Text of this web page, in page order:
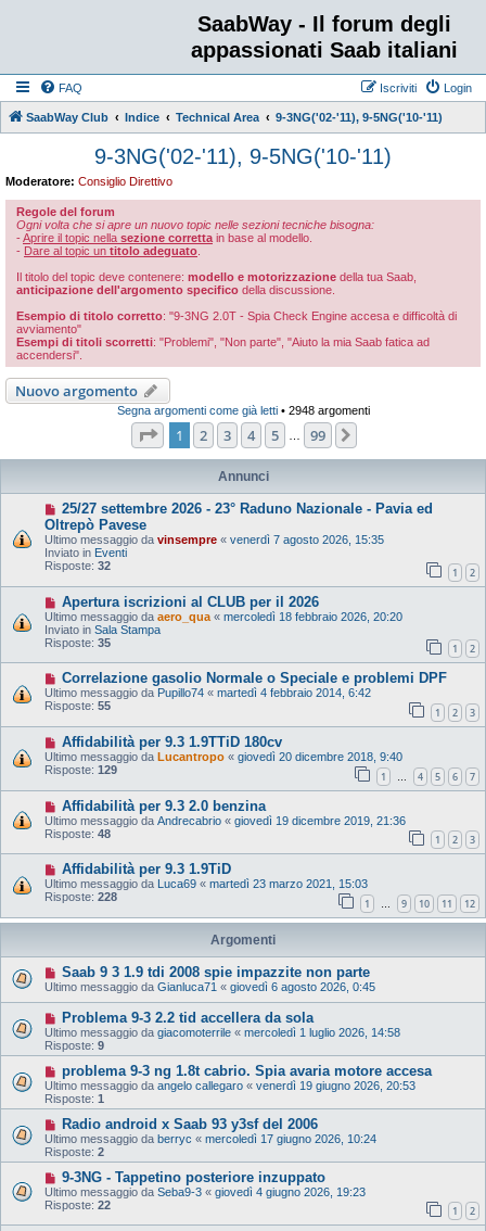
SaabWay - Il forum degli
appassionati Saab italiani
FAQ Login
Iscriviti
SaabWay Club Indice Technical Area 9-3NG('02-'11), 9-5NG('10-'11)
9-3NG('02-'11), 9-5NG('10-'11)
Moderatore: Consiglio Direttivo
Regole del forum
Ogni volta che si apre un nuovo topic nelle sezioni tecniche bisogna:
-Aprire il topic nella sezione corretta in base al modello.
- Dare al topic un titolo adeguato
Il titolo del topic deve contenere: modello e motorizzazione della tua Saab,
anticipazione dell'argomento specifico della discussione.
Esempio di titolo corretto: "9-3NG 2.0T - Spia Check Engine accesa e difficoltà di
avviamento"
Esempi di titoli scorretti: "Problemi", "Non parte", "Aiuto la mia Saab fatica ad
accendersi".
Nuovo argomento
Segna argomenti come già letti• 2948 argomenti
Pagina di 99
1 2 3 4 5 99
Annunci
25/27 settembre 2026 - 23° Raduno Nazionale - Pavia ed
Oltrepò Pavese
Ultimo messaggio da vinsempre « venerdì 7 agosto 2026, 15:35
Inviato in Eventi
Risposte: 32 1 2
Apertura iscrizioni al CLUB per il 2026
Ultimo messaggio da aero_qua « mercoledì 18 febbraio 2026, 20:20
Inviato in Sala Stampa
Risposte: 35 1 2
Correlazione gasolio Normale o Speciale e problemi DPF
Ultimo messaggio da Pupillo74 « martedì 4 febbraio 2014, 6:42
Risposte: 55 1 2 3
Affidabilità per 9.3 1.9TTiD 180cv
Ultimo messaggio da Lucantropo « giovedì 20 dicembre 2018, 9:40
Risposte: 129 1 … 4 5 6 7
Affidabilità per 9.3 2.0 benzina
Ultimo messaggio da Andrecabrio « giovedì 19 dicembre 2019, 21:36
Risposte: 48 1 2 3
Affidabilità per 9.3 1.9TiD
Ultimo messaggio da Luca69 « martedì 23 marzo 2021, 15:03
Risposte: 228 1 … 9 10 11 12
Argomenti
Saab 9 3 1.9 tdi 2008 spie impazzite non parte
Ultimo messaggio da Gianluca71 « giovedì 6 agosto 2026, 0:45
Problema 9-3 2.2 tid accellera da sola
Ultimo messaggio da giacomoterrile « mercoledì 1 luglio 2026, 14:58
Risposte: 9
problema 9-3 ng 1.8t cabrio. Spia avaria motore accesa
Ultimo messaggio da angelo callegaro « venerdì 19 giugno 2026, 20:53
Risposte: 1
Radio android x Saab 93 y3sf del 2006
Ultimo messaggio da berryc « mercoledì 17 giugno 2026, 10:24
Risposte: 2
9-3NG - Tappetino posteriore inzuppato
Ultimo messaggio da Seba9-3 « giovedì 4 giugno 2026, 19:23
Risposte: 22 1 2